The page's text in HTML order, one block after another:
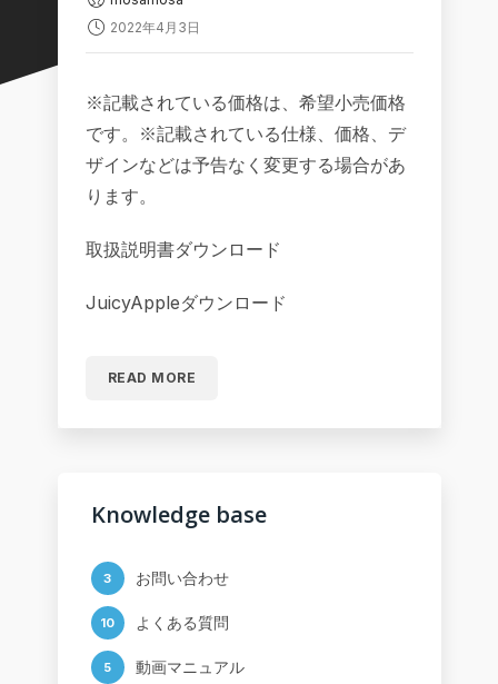
2022年4月3日
※記載されている価格は、希望小売価格
です。※記載されている仕様、価格、デ
ザインなどは予告なく変更する場合があ
ります。
取扱説明書ダウンロード
JuicyAppleダウンロード
READ MORE
Knowledge base
お問い合わせ
3
よくある質問
10
動画マニュアル
5